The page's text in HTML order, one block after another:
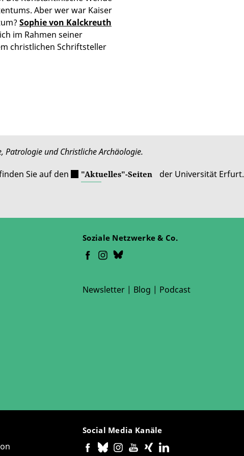
Aber wer war Kaiser
Sophie von Kalckreuth
im Rahmen seiner
christlichen Schriftsteller
Patrologie und Christliche Archäologie.
Sie auf den
"Aktuelles"-Seiten der Universität Erfurt.
Soziale Netzwerke & Co.
Newsletter | Blog | Podcast
Social Media Kanäle